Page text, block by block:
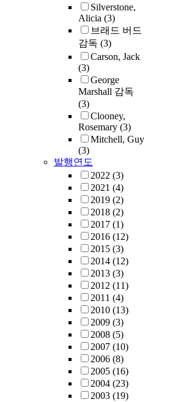
Silverstone,
Alicia (3)
브래드 버드
감독 (3)
Carson, Jack
(3)
George
Marshall 감독
(3)
Clooney,
Rosemary (3)
Mitchell, Guy
(3)
발행연도
2022 (3)
2021 (4)
2019 (2)
2018 (2)
2017 (1)
2016 (12)
2015 (3)
2014 (12)
2013 (3)
2012 (11)
2011 (4)
2010 (13)
2009 (3)
2008 (5)
2007 (10)
2006 (8)
2005 (16)
2004 (23)
2003 (19)